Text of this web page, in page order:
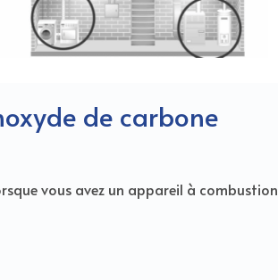
de carbone
vous avez un appareil à combustion